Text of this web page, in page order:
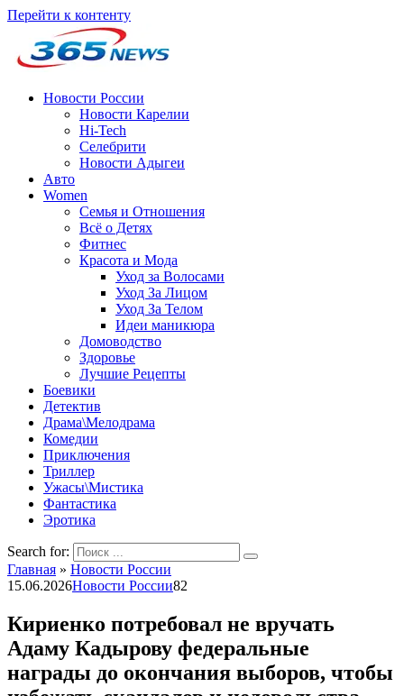
Перейти к контенту
Новости России
Новости Карелии
Hi-Tech
Селебрити
Новости Адыгеи
Авто
Women
Семья и Отношения
Всё о Детях
Фитнес
Красота и Мода
Уход за Волосами
Уход За Лицом
Уход За Телом
Идеи маникюра
Домоводство
Здоровье
Лучшие Рецепты
Боевики
Детектив
Драма\Мелодрама
Комедии
Приключения
Триллер
Ужасы\Мистика
Фантастика
Эротика
Search for:
Главная » Новости России
15.06.2026Новости России82
Кириенко потребовал не вручать
Адаму Кадырову федеральные
награды до окончания выборов, чтобы